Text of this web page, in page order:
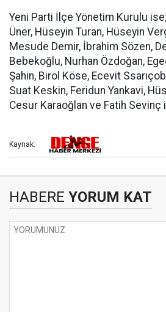
Yeni Parti İlçe Yönetim Kurulu
Üner, Hüseyin Turan, Hüseyin
Mesude Demir, İbrahim Sözen,
Bebekoğlu, Nurhan Özdoğan,
Şahin, Birol Köse, Ecevit
Suat Keskin, Feridun Yankavi,
Cesur Karaoğlan ve Fatih
Kaynak:
HABERE YORUM KAT